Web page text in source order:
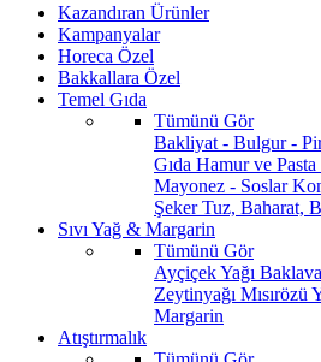
Kazandıran Ürünler
Kampanyalar
Horeca Özel
Bakkallara Özel
Temel Gıda
Tümünü Gör
Bakliyat - Bulgur -
Gıda Hamur ve
Mayonez - Soslar
ŞekerTuz, Baharat,
Sıvı Yağ & Margarin
Tümünü Gör
Ayçiçek Yağı
Zeytinyağı Mısırözü
Margarin
Atıştırmalık